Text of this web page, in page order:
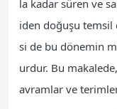
la kadar süren ve
iden doğuşu temsil
si de bu dönemin
urdur. Bu
avramlar ve